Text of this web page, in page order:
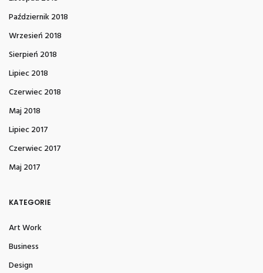
Październik 2018
Wrzesień 2018
Sierpień 2018
Lipiec 2018
Czerwiec 2018
Maj 2018
Lipiec 2017
Czerwiec 2017
Maj 2017
KATEGORIE
Art Work
Business
Design